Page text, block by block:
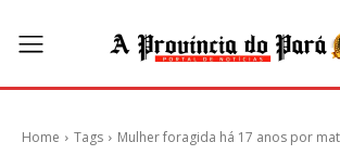
Home Tags Mulher foragida há 17 anos por